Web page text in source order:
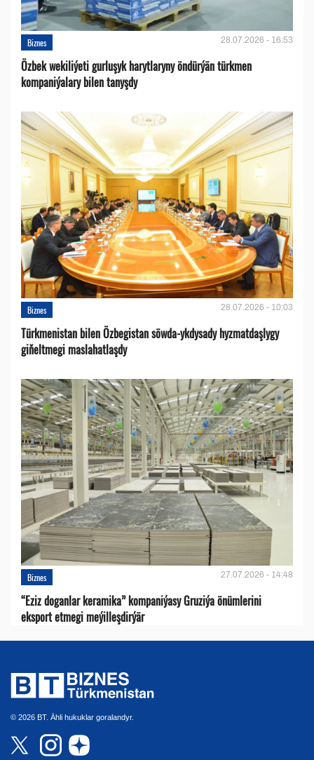
Biznes 28.07.2026 - 16:53
Özbek wekiliýeti gurluşyk harytlaryny öndürýän türkmen
kompaniýalary bilen tanyşdy
Biznes 28.07.2026 - 10:03
Türkmenistan bilen Özbegistan söwda-ykdysady hyzmatdaşlygy
giňeltmegi maslahatlaşdy
Biznes 27.07.2026 - 14:48
“Eziz doganlar keramika” kompaniýasy Gruziýa önümlerini
eksport etmegi meýilleşdirýär
© 2026 BT. Ähli hukuklar goralandyr.